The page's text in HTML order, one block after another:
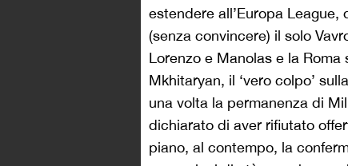
estendere all’Europa
(senza convincere) il solo
Lorenzo e Manolas e la
Mkhitaryan, il ‘vero colpo’
una volta la permanenza di
dichiarato di aver rifiutato
piano, al contempo, la